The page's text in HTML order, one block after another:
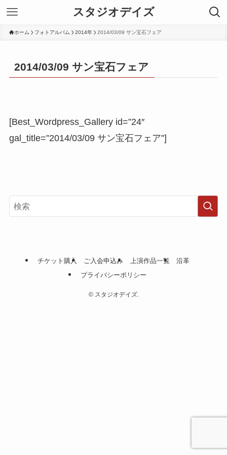
スタジオデイズ
ホーム フォトアルバム 2014年 2014/03/09 サン宝石フェア
2014/03/09 サン宝石フェア
[Best_Wordpress_Gallery id=”24″
gal_title=”2014/03/09 サン宝石フェア”]
チケット購入 ご入会申込み 上演作品一覧
沿革
プライバシーポリシー
©スタジオデイズ.